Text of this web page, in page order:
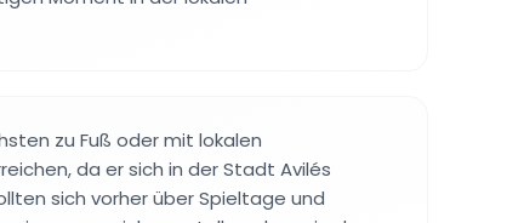
zu Fuß oder mit lokalen
da er sich in der Stadt Avilés
sich vorher über Spieltage und